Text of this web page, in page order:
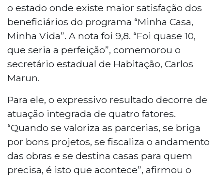
o estado onde existe maior satisfação dos
beneficiários do programa “Minha Casa,
Minha Vida”. A nota foi 9,8. “Foi quase 10,
que seria a perfeição”, comemorou o
secretário estadual de Habitação, Carlos
Marun.
Para ele, o expressivo resultado decorre de
atuação integrada de quatro fatores.
“Quando se valoriza as parcerias, se briga
por bons projetos, se fiscaliza o andamento
das obras e se destina casas para quem
precisa, é isto que acontece”, afirmou o